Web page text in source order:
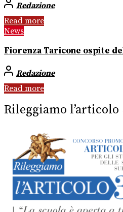
Redazione
Read more
News
Fiorenza Taricone ospite
Redazione
Read more
Rileggiamo l’articolo